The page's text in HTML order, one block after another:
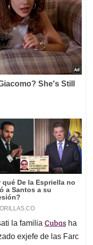
la familia Cubas ha
exjefe de las Farc